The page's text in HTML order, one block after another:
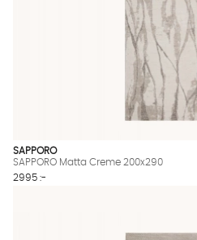
SAPPORO
SAPPORO Matta Creme 200x290
2995 :-